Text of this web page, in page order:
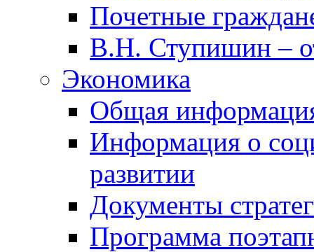
Почетные
В.Н. Ступишин –
Экономика
Общая
Информация о
развитии
Документы
Программа